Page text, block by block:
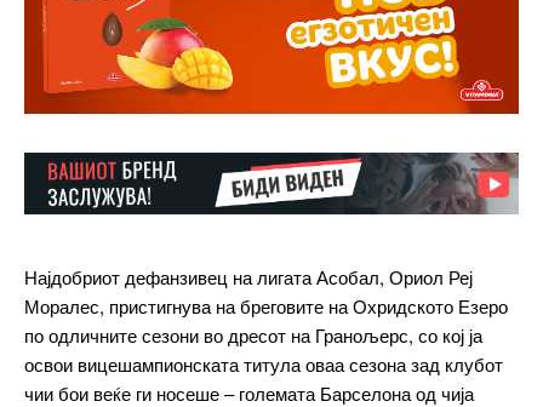
Најдобриот дефанзивец на лигата Асобал, Ориол Реј
Моралес, пристигнува на бреговите на Охридското Езеро
по одличните сезони во дресот на Гранољерс, со кој ја
освои вицешампионската титула оваа сезона зад клубот
чии бои веќе ги носеше – големата Барселона од чија